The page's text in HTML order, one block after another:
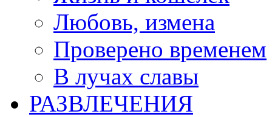
Любовь, измена
Проверено временем
В лучах славы
РАЗВЛЕЧЕНИЯ